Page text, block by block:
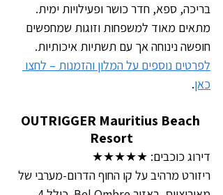
בריכה, ספא, חדר כושר ופעילויות ימית.
מתאים מאוד למשפחות וזוגות שמחפשים
חופשה נינוחה אך עם תשתיות איכותיות.
לפרטים נוספים על המלון והזמנות – לחצו
כאן.
OUTRIGGER Mauritius Beach
Resort
דירוג כוכבים: ★★★★★
ריזורט מרהיב על קו החוף הדרום-מערבי של